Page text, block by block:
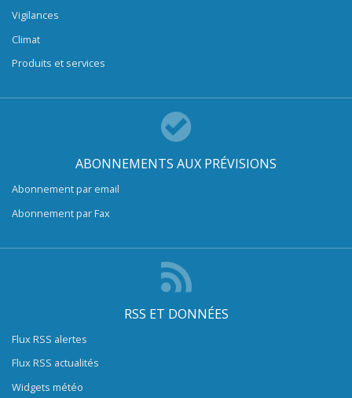
Vigilances
Climat
Produits et services
ABONNEMENTS AUX PRÉVISIONS
Abonnement par email
Abonnement par Fax
RSS ET DONNÉES
Flux RSS alertes
Flux RSS actualités
Widgets météo